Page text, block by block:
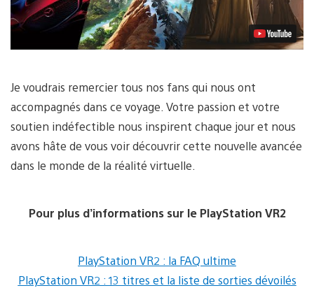
Je voudrais remercier tous nos fans qui nous ont
accompagnés dans ce voyage. Votre passion et votre
soutien indéfectible nous inspirent chaque jour et nous
avons hâte de vous voir découvrir cette nouvelle avancée
dans le monde de la réalité virtuelle.
Pour plus d’informations sur le PlayStation VR2
PlayStation VR2 : la FAQ ultime
PlayStation VR2 : 13 titres et la liste de sorties dévoilés